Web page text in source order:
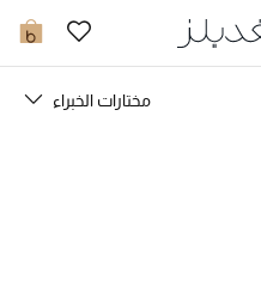
0
مختارات الخبراء